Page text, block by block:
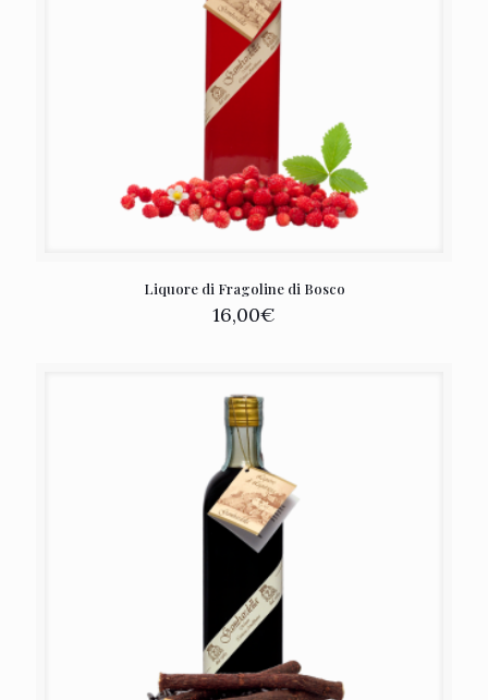
Liquore di Fragoline di Bosco
16,00€